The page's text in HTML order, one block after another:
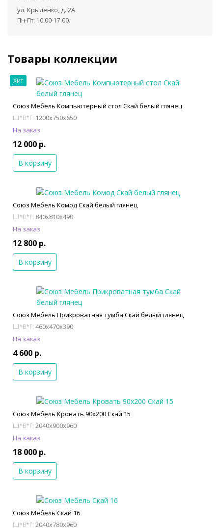
ул. Крыленко, д. 2А
Пн-Пт: 10.00-17.00.
Товары коллекции
Хит
Союз Мебель Компьютерный стол Скай белый глянец
Ш*В*Г: 1200x750x650
На заказ
12 000 р.
В корзину
Союз Мебель Комод Скай белый глянец
Ш*В*Г: 840x810x490
На заказ
12 800 р.
В корзину
Союз Мебель Прикроватная тумба Скай белый глянец
Ш*В*Г: 460x470x390
На заказ
4 600 р.
В корзину
Союз Мебель Кровать 90х200 Скай 15
Ш*В*Г: 2040x900x960
На заказ
18 000 р.
В корзину
Союз Мебель Скай 16
Ш*В*Г: 2040x780x960